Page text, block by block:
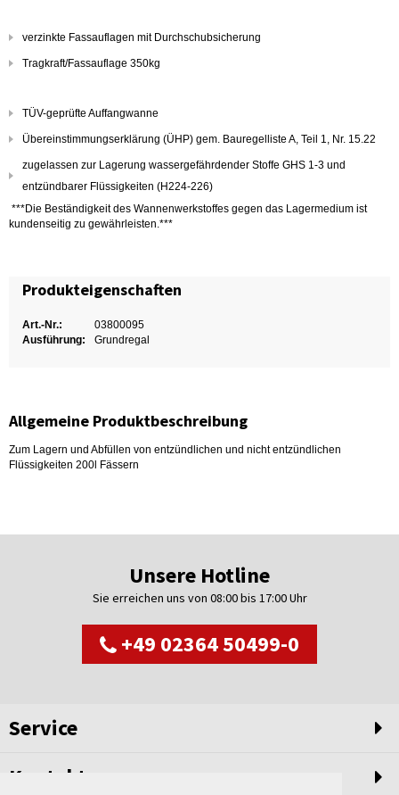
verzinkte Fassauflagen mit Durchschubsicherung
Tragkraft/Fassauflage 350kg
TÜV-geprüfte Auffangwanne
Übereinstimmungserklärung (ÜHP) gem. Bauregelliste A, Teil 1, Nr. 15.22
zugelassen zur Lagerung wassergefährdender Stoffe GHS 1-3 und
entzündbarer Flüssigkeiten (H224-226)
***Die Beständigkeit des Wannenwerkstoffes gegen das Lagermedium ist
kundenseitig zu gewährleisten.***
Produkteigenschaften
Art.-Nr.:
03800095
Ausführung:
Grundregal
Allgemeine Produktbeschreibung
Zum Lagern und Abfüllen von entzündlichen und nicht entzündlichen
Flüssigkeiten 200l Fässern
Unsere Hotline
Sie erreichen uns von 08:00 bis 17:00 Uhr
+49 02364 50499-0
Service
Kontakt